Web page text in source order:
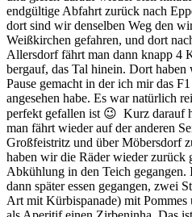
endgültige Abfahrt zurück nach
dort sind wir denselben Weg den
Weißkirchen gefahren, und dort
Allersdorf fährt man dann knapp 4
bergauf, das Tal hinein. Dort
Pause gemacht in der ich mir das
angesehen habe. Es war natürlich
perfekt gefallen ist 😉 Kurz darauf
man fährt wieder auf der anderen
Großfeistritz und über Möbersdorf
haben wir die Räder wieder zurück
Abkühlung in den Teich
dann später essen gegangen, zwei
Art mit Kürbispanade) mit Pommes